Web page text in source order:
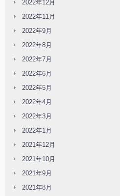
2022年12月
2022年11月
2022年9月
2022年8月
2022年7月
2022年6月
2022年5月
2022年4月
2022年3月
2022年1月
2021年12月
2021年10月
2021年9月
2021年8月